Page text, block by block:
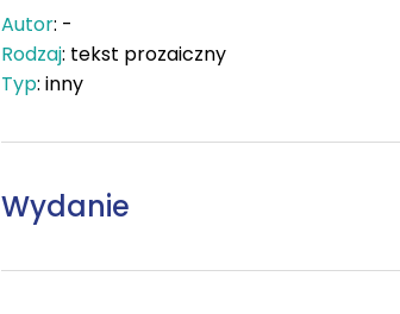
Autor: -
Rodzaj: tekst prozaiczny
Typ: inny
Wydanie